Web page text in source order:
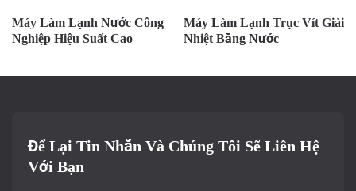
Máy Làm Lạnh Nước Công
Nghiệp Hiệu Suất Cao
Máy Làm Lạnh Trục Vít Giải
Nhiệt Bằng Nước
Để Lại Tin Nhắn Và Chúng Tôi Sẽ Liên Hệ
Với Bạn